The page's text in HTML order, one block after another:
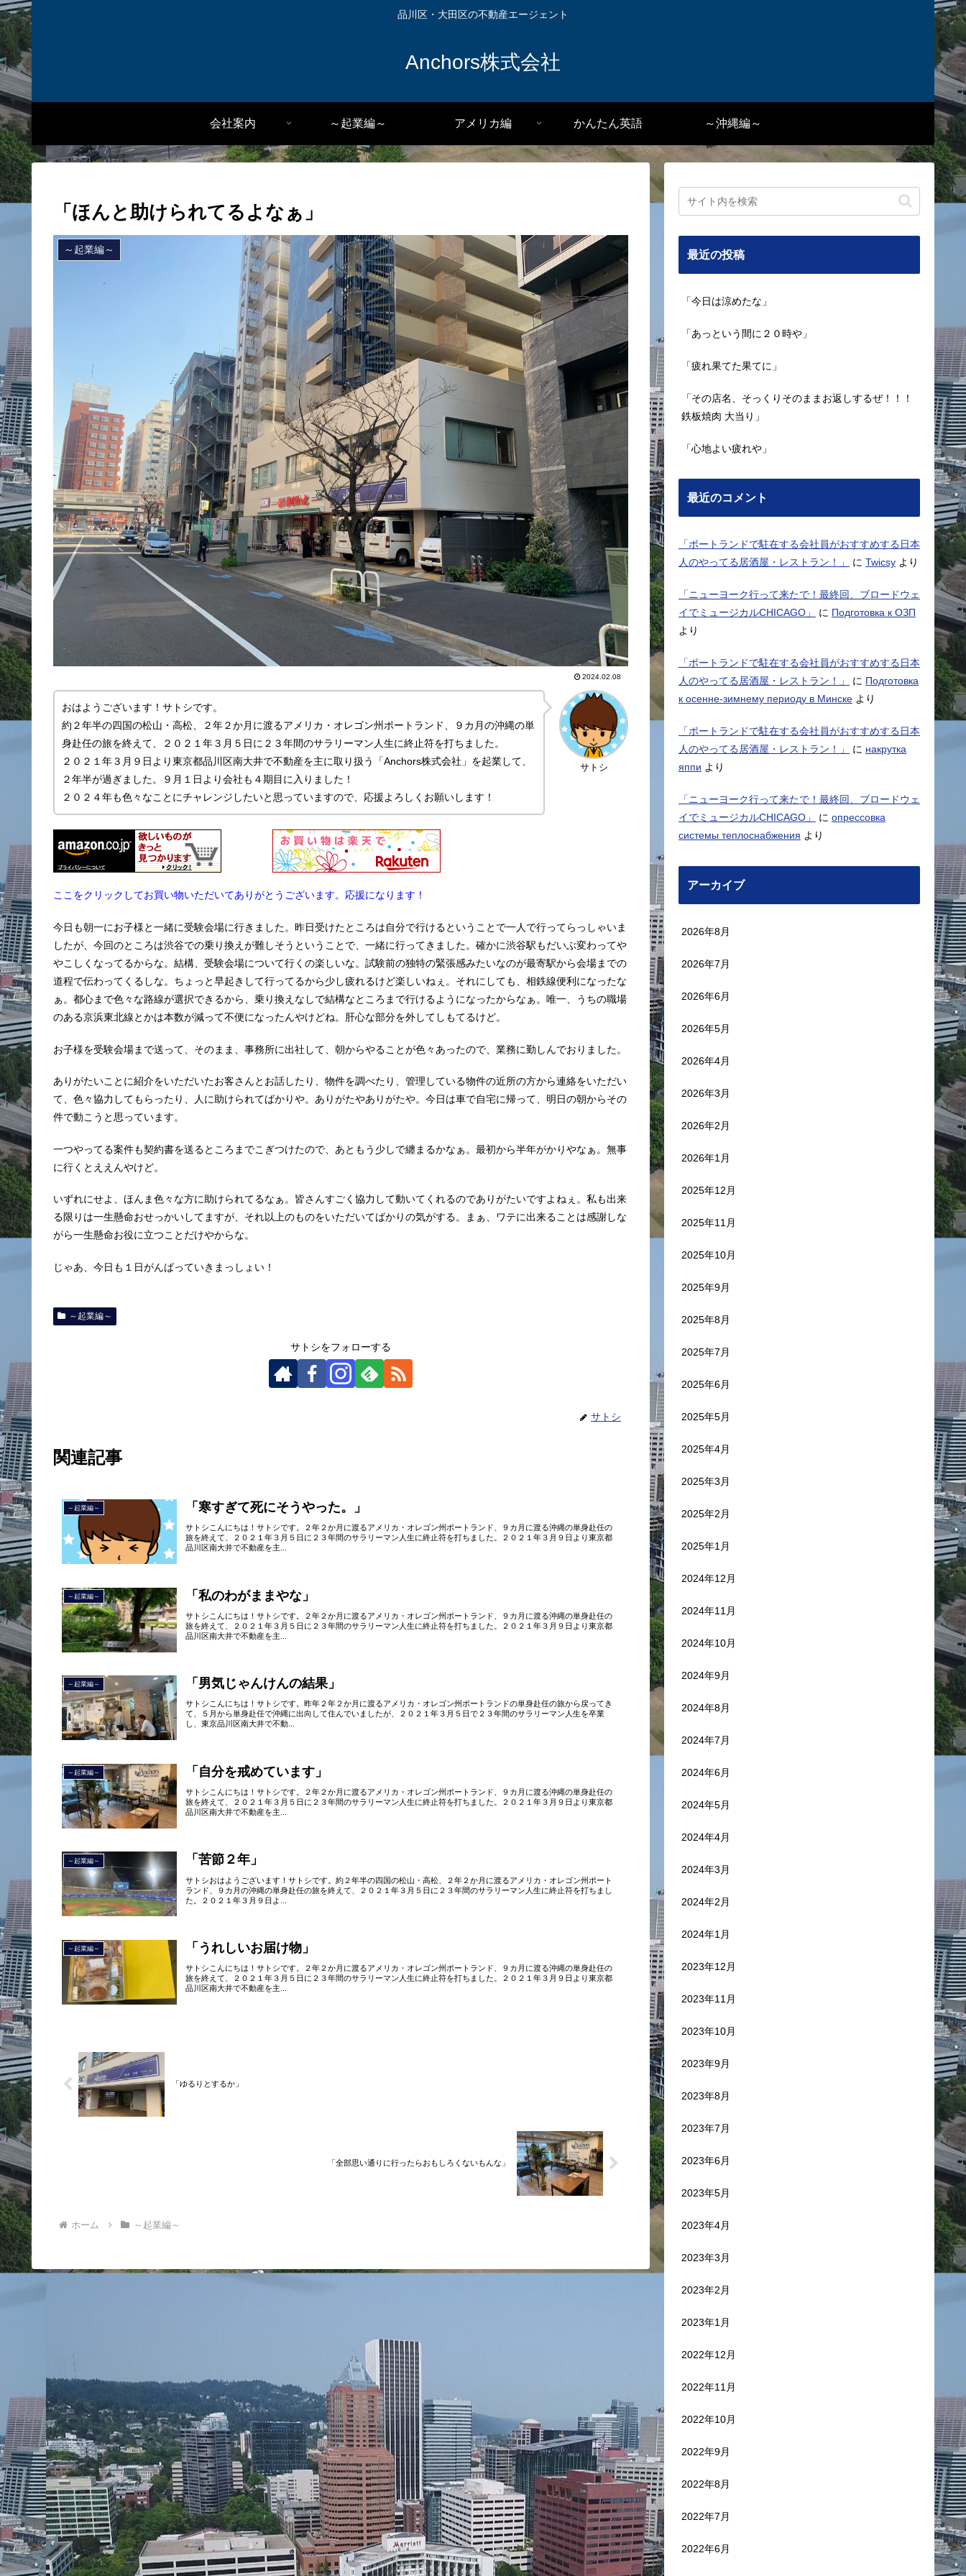
品川区・大田区の不動産エージェント
Anchors株式会社
会社案内 ～起業編～ アメリカ編 かんたん英語 ～沖縄編～
「ほんと助けられてるよなぁ」
～起業編～
2024.02.08
サトシ
おはようございます！サトシです。
約２年半の四国の松山・高松、２年２か月に渡るアメリカ・オレゴン州ポートランド、９カ月の沖縄の単
身赴任の旅を終えて、２０２１年３月５日に２３年間のサラリーマン人生に終止符を打ちました。
２０２１年３月９日より東京都品川区南大井で不動産を主に取り扱う「Anchors株式会社」を起業して、
２年半が過ぎました。９月１日より会社も４期目に入りました！
２０２４年も色々なことにチャレンジしたいと思っていますので、応援よろしくお願いします！
ここをクリックしてお買い物いただいてありがとうございます。応援になります！
今日も朝一にお子様と一緒に受験会場に行きました。昨日受けたところは自分で行けるということで一人で行ってらっしゃいま
したが、今回のところは渋谷での乗り換えが難しそうということで、一緒に行ってきました。確かに渋谷駅もだいぶ変わってや
やこしくなってるからな。結構、受験会場について行くの楽しいな。試験前の独特の緊張感みたいなのが最寄駅から会場までの
道程で伝わってくるしな。ちょっと早起きして行ってるから少し疲れるけど楽しいねぇ。それにしても、相鉄線便利になったな
ぁ。都心まで色々な路線が選択できるから、乗り換えなしで結構なところまで行けるようになったからなぁ。唯一、うちの職場
のある京浜東北線とかは本数が減って不便になったんやけどね。肝心な部分を外してしもてるけど。
お子様を受験会場まで送って、そのまま、事務所に出社して、朝からやることが色々あったので、業務に勤しんでおりました。
ありがたいことに紹介をいただいたお客さんとお話したり、物件を調べたり、管理している物件の近所の方から連絡をいただい
て、色々協力してもらったり、人に助けられてばかりや。ありがたやありがたや。今日は車で自宅に帰って、明日の朝からその
件で動こうと思っています。
一つやってる案件も契約書を送るところまでこぎつけたので、あともう少しで纏まるかなぁ。最初から半年がかりやなぁ。無事
に行くとええんやけど。
いずれにせよ、ほんま色々な方に助けられてるなぁ。皆さんすごく協力して動いてくれるのでありがたいですよねぇ。私も出来
る限りは一生懸命おせっかいしてますが、それ以上のものをいただいてばかりの気がする。まぁ、ワテに出来ることは感謝しな
がら一生懸命お役に立つことだけやからな。
じゃあ、今日も１日がんばっていきまっしょい！
～起業編～
サトシをフォローする
サトシ
関連記事
～起業編～ 「寒すぎて死にそうやった。」
サトシこんにちは！サトシです。２年２か月に渡るアメリカ・オレゴン州ポートランド、９カ月に渡る沖縄の単身赴任の
旅を終えて、２０２１年３月５日に２３年間のサラリーマン人生に終止符を打ちました。２０２１年３月９日より東京都
品川区南大井で不動産を主...
～起業編～ 「私のわがままやな」
サトシこんにちは！サトシです。２年２か月に渡るアメリカ・オレゴン州ポートランド、９カ月に渡る沖縄の単身赴任の
旅を終えて、２０２１年３月５日に２３年間のサラリーマン人生に終止符を打ちました。２０２１年３月９日より東京都
品川区南大井で不動産を主...
～起業編～ 「男気じゃんけんの結果」
サトシこんにちは！サトシです。昨年２年２か月に渡るアメリカ・オレゴン州ポートランドの単身赴任の旅から戻ってき
て、５月から単身赴任で沖縄に出向して住んでいましたが、２０２１年３月５日で２３年間のサラリーマン人生を卒業
し、東京品川区南大井で不動...
～起業編～ 「自分を戒めています」
サトシこんにちは！サトシです。２年２か月に渡るアメリカ・オレゴン州ポートランド、９カ月に渡る沖縄の単身赴任の
旅を終えて、２０２１年３月５日に２３年間のサラリーマン人生に終止符を打ちました。２０２１年３月９日より東京都
品川区南大井で不動産を主...
～起業編～ 「苦節２年」
サトシおはようございます！サトシです。約２年半の四国の松山・高松、２年２か月に渡るアメリカ・オレゴン州ポート
ランド、９カ月の沖縄の単身赴任の旅を終えて、２０２１年３月５日に２３年間のサラリーマン人生に終止符を打ちまし
た。２０２１年３月９日よ...
～起業編～ 「うれしいお届け物」
サトシこんにちは！サトシです。２年２か月に渡るアメリカ・オレゴン州ポートランド、９カ月に渡る沖縄の単身赴任の
旅を終えて、２０２１年３月５日に２３年間のサラリーマン人生に終止符を打ちました。２０２１年３月９日より東京都
品川区南大井で不動産を主...
「ゆるりとするか」
「全部思い通りに行ったらおもしろくないもんな」
ホーム ～起業編～
最近の投稿
「今日は涼めたな」
「あっという間に２０時や」
「疲れ果てた果てに」
「その店名、そっくりそのままお返しするぜ！！！
鉄板焼肉 大当り」
「心地よい疲れや」
最近のコメント
「ポートランドで駐在する会社員がおすすめする日本
人のやってる居酒屋・レストラン！」
に Twicsy より
「ニューヨーク行って来たで！最終回、ブロードウェ
イでミュージカルCHICAGO」
に Подготовка к ОЗП
より
「ポートランドで駐在する会社員がおすすめする日本
人のやってる居酒屋・レストラン！」
に Подготовка
к осенне-зимнему периоду в Минске より
「ポートランドで駐在する会社員がおすすめする日本
人のやってる居酒屋・レストラン！」
に накрутка
яппи より
「ニューヨーク行って来たで！最終回、ブロードウェ
イでミュージカルCHICAGO」
に опрессовка
системы теплоснабжения より
アーカイブ
2026年8月
2026年7月
2026年6月
2026年5月
2026年4月
2026年3月
2026年2月
2026年1月
2025年12月
2025年11月
2025年10月
2025年9月
2025年8月
2025年7月
2025年6月
2025年5月
2025年4月
2025年3月
2025年2月
2025年1月
2024年12月
2024年11月
2024年10月
2024年9月
2024年8月
2024年7月
2024年6月
2024年5月
2024年4月
2024年3月
2024年2月
2024年1月
2023年12月
2023年11月
2023年10月
2023年9月
2023年8月
2023年7月
2023年6月
2023年5月
2023年4月
2023年3月
2023年2月
2023年1月
2022年12月
2022年11月
2022年10月
2022年9月
2022年8月
2022年7月
2022年6月